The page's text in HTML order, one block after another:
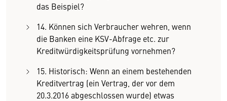
das Beispiel?
14. Können sich Verbraucher wehren, wenn
die Banken eine KSV-Abfrage etc. zur
Kreditwürdigkeitsprüfung vornehmen?
15. Historisch: Wenn an einem bestehenden
Kreditvertrag (ein Vertrag, der vor dem
20.3.2016 abgeschlossen wurde) etwas